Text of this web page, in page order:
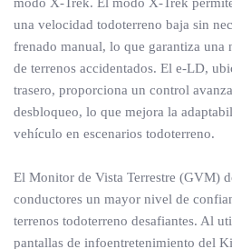
una velocidad todoterreno baja sin
frenado manual, lo que garantiza una
de terrenos accidentados. El e-LD,
trasero, proporciona un control
desbloqueo, lo que mejora la
vehículo en escenarios todoterreno.
El Monitor de Vista Terrestre (GVM)
conductores un mayor nivel de
terrenos todoterreno desafiantes. Al
pantallas de infoentretenimiento del